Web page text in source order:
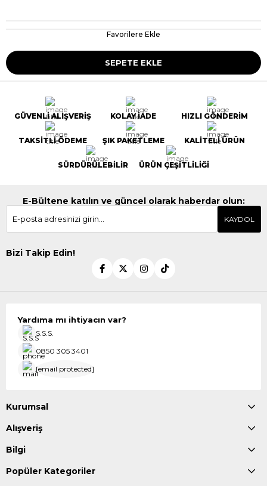
Favorilere Ekle
GÜVENLİ ALIŞVERİŞ KOLAY İADE HIZLI GÖNDERİM
TAKSİTLİ ÖDEME ŞIK PAKETLEME KALİTELİ ÜRÜN
SÜRDÜRÜLEBİLİR ÜRÜN ÇEŞİTLİLİĞİ
E-Bültene katılın ve güncel olarak haberdar olun:
KAYDOL
Bizi Takip Edin!
Yardıma mı ihtiyacın var?
S.S.S.
0850 305 3401
[email protected]
Kurumsal
Alışveriş
Bilgi
Popüler Kategoriler